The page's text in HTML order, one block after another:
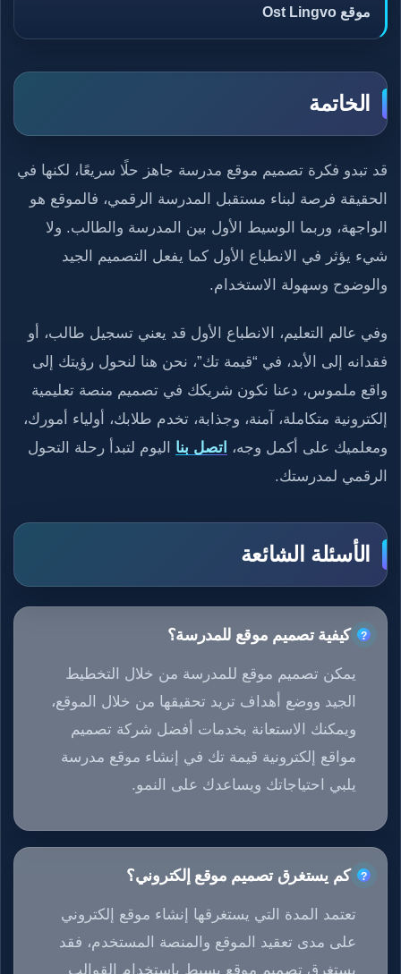
موقع Ost Lingvo
الخاتمة
قد تبدو فكرة تصميم موقع مدرسة جاهز حلًا سريعًا، لكنها في
الحقيقة فرصة لبناء مستقبل المدرسة الرقمي، فالموقع هو
الواجهة، وربما الوسيط الأول بين المدرسة والطالب. ولا
شيء يؤثر في الانطباع الأول كما يفعل التصميم الجيد
والوضوح وسهولة الاستخدام.
وفي عالم التعليم، الانطباع الأول قد يعني تسجيل طالب، أو
فقدانه إلى الأبد، في “قيمة تك”، نحن هنا لنحول رؤيتك إلى
واقع ملموس، دعنا نكون شريكك في تصميم منصة تعليمية
إلكترونية متكاملة، آمنة، وجذابة، تخدم طلابك، أولياء أمورك،
ومعلميك على أكمل وجه،
اتصل بنا اليوم لتبدأ رحلة التحول
الرقمي لمدرستك.
الأسئلة الشائعة
كيفية تصميم موقع للمدرسة؟
يمكن تصميم موقع للمدرسة من خلال التخطيط
الجيد ووضع أهداف تريد تحقيقها من خلال الموقع،
ويمكنك الاستعانة بخدمات أفضل شركة تصميم
مواقع إلكترونية قيمة تك في إنشاء موقع مدرسة
يلبي احتياجاتك ويساعدك على النمو.
كم يستغرق تصميم موقع إلكتروني؟
تعتمد المدة التي يستغرقها إنشاء موقع إلكتروني
على مدى تعقيد الموقع والمنصة المستخدم، فقد
يستغرق تصميم موقع بسيط باستخدام القوالب